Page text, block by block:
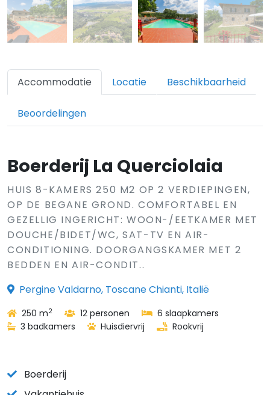
Accommodatie Locatie Beschikbaarheid
Beoordelingen
Boerderij La Querciolaia
HUIS 8-KAMERS 250 M2 OP 2 VERDIEPINGEN,
OP DE BEGANE GROND. COMFORTABEL EN
GEZELLIG INGERICHT: WOON-/EETKAMER MET
DOUCHE/BIDET/WC, SAT-TV EN AIR-
CONDITIONING. DOORGANGSKAMER MET 2
BEDDEN EN AIR-CONDIT..
Pergine Valdarno, Toscane Chianti, Italië
250 m2 12 personen
6 slaapkamers
3 badkamers
Huisdiervrij Rookvrij
Boerderij